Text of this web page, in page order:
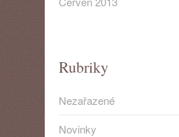
Rubriky
Nezařazené
Novinky